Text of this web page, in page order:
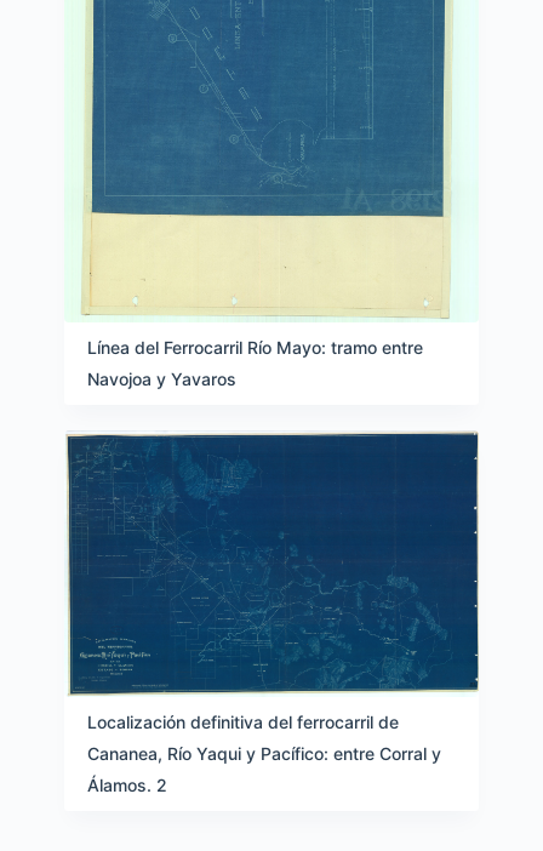
Línea del Ferrocarril Río Mayo: tramo entre
Navojoa y Yavaros
Localización definitiva del ferrocarril de
Cananea, Río Yaqui y Pacífico: entre Corral y
Álamos. 2